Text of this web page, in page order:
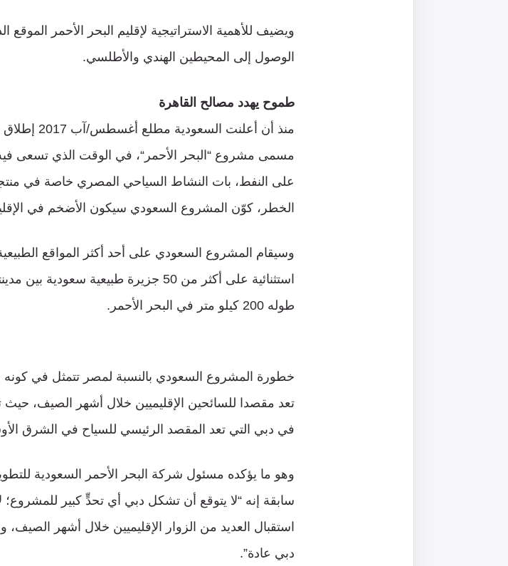
ويضيف للأهمية الاستراتيجية لإقليم البحر الأحمر الموقع
الوصول إلى المحيطين الهندي والأطلسي.
طموح يهدد مصالح القاهرة
منذ أن
مسمى مشروع “البحر الأحمر“، في الوقت الذي تسعى فيه
على النفط، بات النشاط السياحي المصري خاصة في
الخطر، كوّن المشروع السعودي سيكون الأضخم في
وسيقام المشروع السعودي على أحد أكثر المواقع
استثنائية على أكثر من 50 جزيرة طبيعية
طوله 200 كيلو متر في البحر الأحمر.
خطورة المشروع السعودي بالنسبة لمصر تتمثل في كونه
تعد مقصدا للسائحين الإقليميين خلال أشهر الصيف، حيث
في دبي التي تعد المقصد الرئيسي للسياح في الشرق
وهو ما يؤكده مسئول شركة البحر الأحمر السعودية
سابقة إنه “لا يتوقع أن تشكل دبي أي تحدٍّ كبير للمشروع؛
استقبال العديد من الزوار الإقليميين خلال أشهر
دبي عادة”.